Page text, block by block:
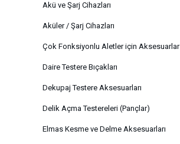
Akü ve Şarj Cihazları
Aküler / Şarj Cihazları
Çok Fonksiyonlu Aletler için Aksesuarlar
Daire Testere Bıçakları
Dekupaj Testere Aksesuarları
Delik Açma Testereleri (Pançlar)
Elmas Kesme ve Delme Aksesuarları